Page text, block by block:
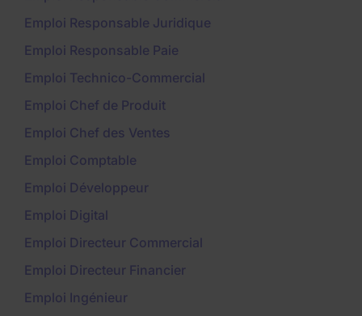
Emploi Responsable Juridique
Emploi Responsable Paie
Emploi Technico-Commercial
Emploi Chef de Produit
Emploi Chef des Ventes
Emploi Comptable
Emploi Développeur
Emploi Digital
Emploi Directeur Commercial
Emploi Directeur Financier
Emploi Ingénieur